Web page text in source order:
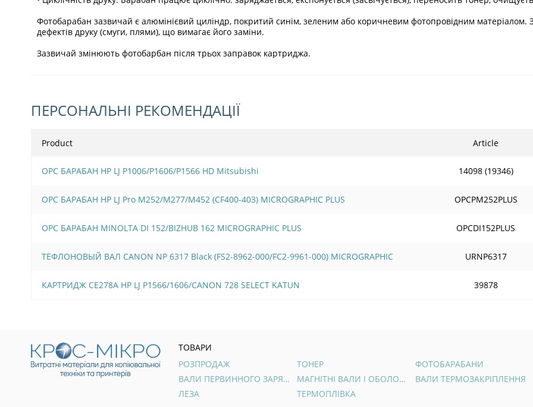
Фотобарабан зазвичай є алюмінієвий циліндр, покритий синім, зеленим або коричневим фотопровідним матеріалом.
дефектів друку (смуги, плями), що вимагає його заміни.
Зазвичай змінюють фотобарбан після трьох заправок картриджа.
ПЕРСОНАЛЬНІ РЕКОМЕНДАЦІЇ
Product Article
OPC БАРАБАН HP LJ P1006/Р1606/Р1566 HD Mitsubishi 14098 (19346)
OPC БАРАБАН HP LJ Pro M252/M277/M452 (CF400-403) MICROGRAPHIC PLUS OPCPM252PLUS
OPC БАРАБАН MINOLTA DI 152/BIZHUB 162 MICROGRAPHIC PLUS OPCDI152PLUS
ТЕФЛОНОВЫЙ ВАЛ CANON NP 6317 Black (FS2-8962-000/FC2-9961-000) MICROGRAPHIC URNP6317
КАРТРИДЖ CE278A HP LJ P1566/1606/CANON 728 SELECT KATUN 39878
ТОВАРИ
РОЗПРОДАЖ
ТОНЕР
ФОТОБАРАБАНИ
ВАЛИ ПЕРВИННОГО ЗАРЯДУ
МАГНІТНІ ВАЛИ І ОБОЛОНКИ
ВАЛИ ТЕРМОЗАКРІПЛЕННЯ
ЛЕЗА
ТЕРМОПЛІВКА